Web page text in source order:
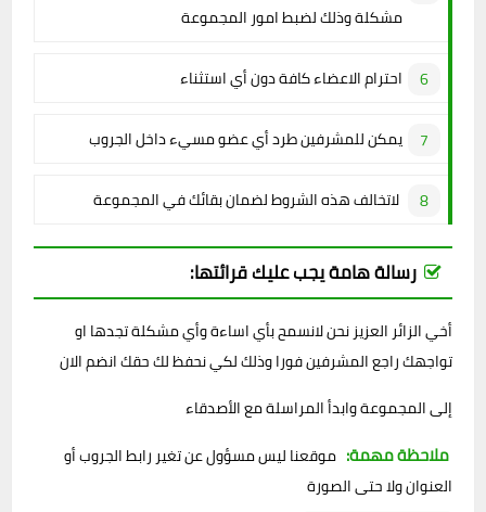
مشكلة وذلك لضبط امور المجموعة
احترام الاعضاء كافة دون أي استثناء
يمكن للمشرفين طرد أي عضو مسيء داخل الجروب
لاتخالف هذه الشروط لضمان بقائك في المجموعة
رسالة هامة يجب عليك قرائتها:
أخي الزائر العزيز نحن لانسمح بأي اساءة وأي مشكلة تجدها او
تواجهك راجع المشرفين فورا وذلك لكي نحفظ لك حقك انضم الان
إلى المجموعة وابدأ المراسلة مع الأصدقاء
ملاحظة مهمة: موقعنا ليس مسؤول عن تغير رابط الجروب أو
العنوان ولا حتى الصورة